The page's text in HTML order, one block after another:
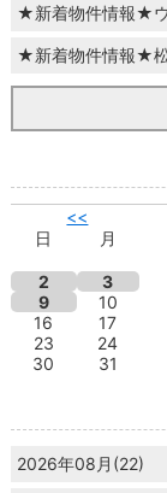
★新着物件情報★ウ
★新着物件情報★
<<
日
月
2
3
9
10
16
17
23
24
30
31
2026年08月(22)